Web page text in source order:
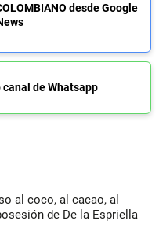
desde Google
de Whatsapp
al coco, al cacao, al
de De la Espriella